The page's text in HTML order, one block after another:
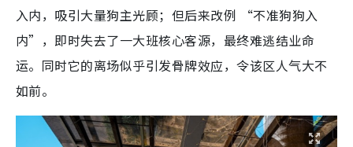
入内，吸引大量狗主光顾；但后来改例 “不准狗狗入
内”，即时失去了一大班核心客源，最终难逃结业命
运。同时它的离场似乎引发骨牌效应，令该区人气大不
如前。